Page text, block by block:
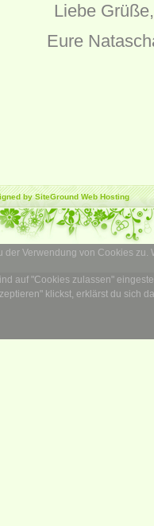
Liebe Grüße,
Eure
by SiteGroundWeb Hosting
der Verwendung von Cookies zu.
auf "Cookies zulassen"
klickst, erklärst du sich